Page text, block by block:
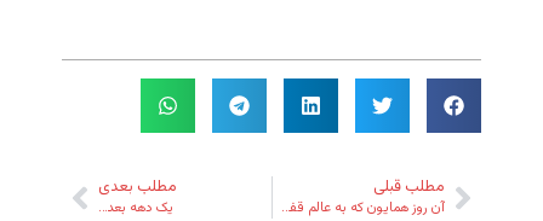
مطلب قبلی
آن روز همایون که به عالم قفسی نیست…
مطلب بعدی
یک دهه بعد…